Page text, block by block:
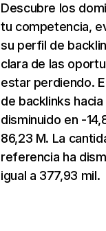
Descubre los
tu competencia,
su perfil de
clara de las
estar perdiendo.
de backlinks
disminuido en -
86,23 M. La
referencia ha
igual a 377,93 mil.